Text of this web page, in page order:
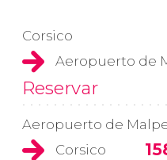
Corsico
Aeropuerto de
Reservar
Aeropuerto de
Corsico